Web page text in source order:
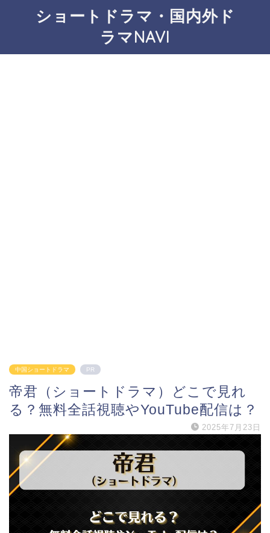
ショートドラマ・国内外ド
ラマNAVI
中国ショートドラマ PR
帝君（ショートドラマ）どこで見れ
る？無料全話視聴やYouTube配信は？
2025年7月23日